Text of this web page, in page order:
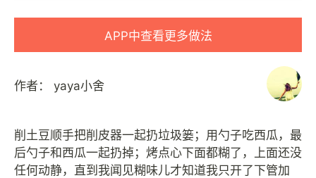
APP中查看更多做法
作者： yaya小舍
削土豆顺手把削皮器一起扔垃圾篓；用勺子吃西瓜，最
后勺子和西瓜一起扔掉；烤点心下面都糊了，上面还没
任何动静，直到我闻见糊味儿才知道我只开了下管加